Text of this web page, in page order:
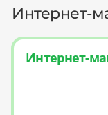
Интернет-
Интернет-